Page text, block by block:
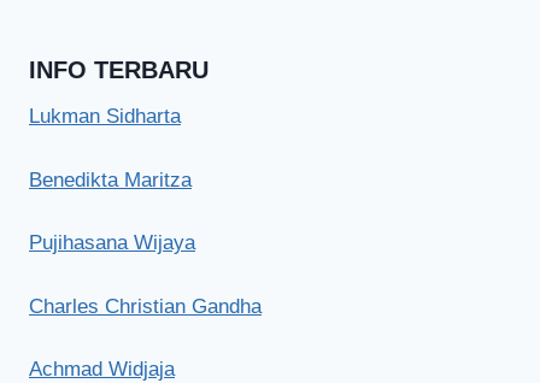
INFO TERBARU
Lukman Sidharta
Benedikta Maritza
Pujihasana Wijaya
Charles Christian Gandha
Achmad Widjaja